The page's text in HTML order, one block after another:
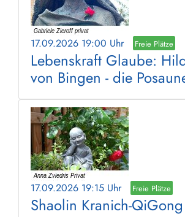
17.09.2026 19:00 Uhr Freie Plätze
Lebenskraft Glaube:
von Bingen - die
17.09.2026 19:15 Uhr Freie Plätze
Shaolin Kranich-QiGong